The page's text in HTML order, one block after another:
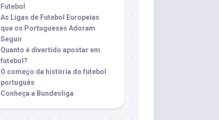
Futebol
As Ligas de Futebol Europeias
que os Portugueses Adoram
Seguir
Quanto é divertido apostar em
futebol?
O começo da história do futebol
português
Conheça a Bundesliga